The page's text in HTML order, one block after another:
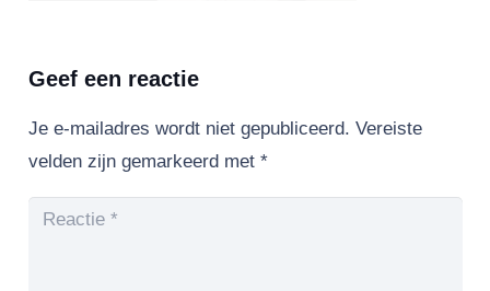
Geef een reactie
Je e-mailadres wordt niet gepubliceerd. Vereiste
velden zijn gemarkeerd met *